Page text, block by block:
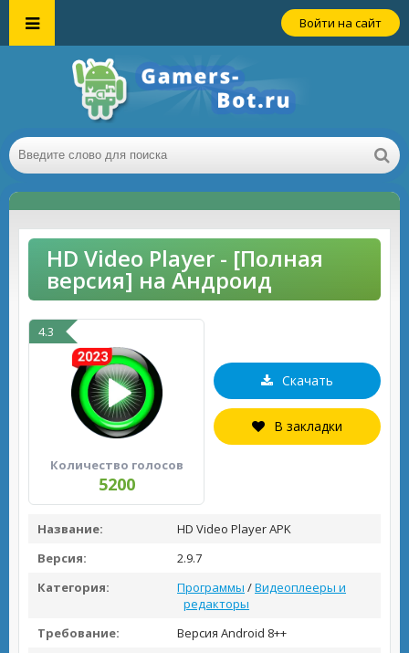
Войти на сайт
HD Video Player - [Полная
версия] на Андроид
4.3
Количество голосов
5200
Скачать
В закладки
Название:
HD Video Player APK
Версия:
2.9.7
Категория:
Программы /Видеоплееры и
редакторы
Требование:
Версия Android 8++